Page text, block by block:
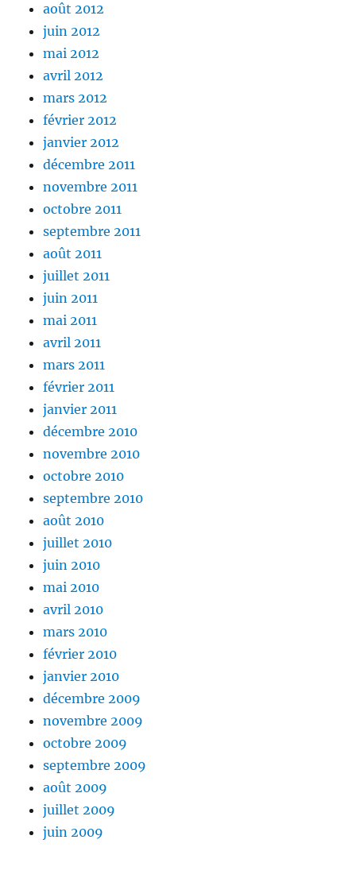
août 2012
juin 2012
mai 2012
avril 2012
mars 2012
février 2012
janvier 2012
décembre 2011
novembre 2011
octobre 2011
septembre 2011
août 2011
juillet 2011
juin 2011
mai 2011
avril 2011
mars 2011
février 2011
janvier 2011
décembre 2010
novembre 2010
octobre 2010
septembre 2010
août 2010
juillet 2010
juin 2010
mai 2010
avril 2010
mars 2010
février 2010
janvier 2010
décembre 2009
novembre 2009
octobre 2009
septembre 2009
août 2009
juillet 2009
juin 2009